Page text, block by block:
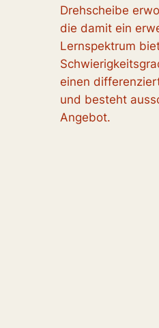
Drehscheibe
die damit ein
Lernspektrum
einen
und besteht
Angebot.